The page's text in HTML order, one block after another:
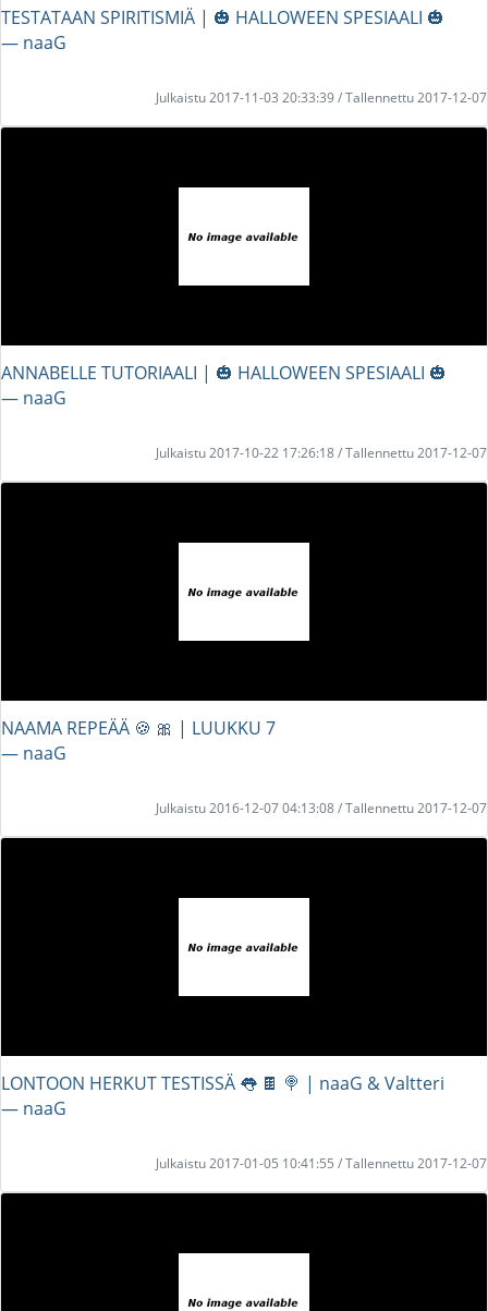
TESTATAAN SPIRITISMIÄ | 🎃 HALLOWEEN SPESIAALI 🎃
― naaG
Julkaistu 2017-11-03 20:33:39 / Tallennettu 2017-12-07
ANNABELLE TUTORIAALI | 🎃 HALLOWEEN SPESIAALI 🎃
― naaG
Julkaistu 2017-10-22 17:26:18 / Tallennettu 2017-12-07
NAAMA REPEÄÄ 🍪 🎀 | LUUKKU 7
― naaG
Julkaistu 2016-12-07 04:13:08 / Tallennettu 2017-12-07
LONTOON HERKUT TESTISSÄ 👅 🍫 🍭 | naaG & Valtteri
― naaG
Julkaistu 2017-01-05 10:41:55 / Tallennettu 2017-12-07